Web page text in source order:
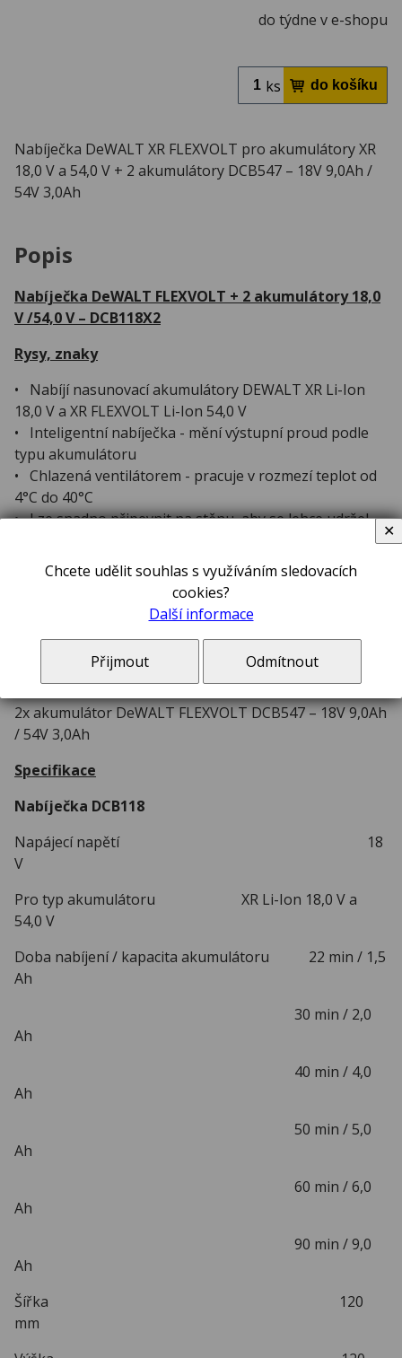
do týdne v e-shopu
ks
Nabíječka DeWALT XR FLEXVOLT pro akumulátory XR
18,0 V a 54,0 V + 2 akumulátory DCB547 – 18V 9,0Ah /
54V 3,0Ah
Popis
Nabíječka DeWALT FLEXVOLT + 2 akumulátory 18,0
V /54,0 V – DCB118X2
Rysy, znaky
• Nabíjí nasunovací akumulátory DEWALT XR Li-Ion
18,0 V a XR FLEXVOLT Li-Ion 54,0 V
• Inteligentní nabíječka - mění výstupní proud podle
typu akumulátoru
• Chlazená ventilátorem - pracuje v rozmezí teplot od
4°C do 40°C
• Lze snadno připevnit na stěnu, aby se lehce udržel
• Diagnostický systém s indikační LED diodou
informuje o stavu nabití akumulátoru: nabitý / nabíjení
/ problém s nabíjením (zahřátý/studený akumulátor)
Standard:
1x nabíječka DeWALT FLEXVOLT DCB118
2x akumulátor DeWALT FLEXVOLT DCB547 – 18V 9,0Ah
/ 54V 3,0Ah
Specifikace
Nabíječka DCB118
Napájecí napětí 18
V
Pro typ akumulátoru XR Li-Ion 18,0 V a
54,0 V
Doba nabíjení / kapacita akumulátoru 22 min / 1,5
Ah
30 min / 2,0
Ah
40 min / 4,0
Ah
50 min / 5,0
Ah
60 min / 6,0
Ah
90 min / 9,0
Ah
Šířka 120
mm
Chcete udělit souhlas s využíváním sledovacích
cookies?
Další informace
Přijmout Odmítnout
✕